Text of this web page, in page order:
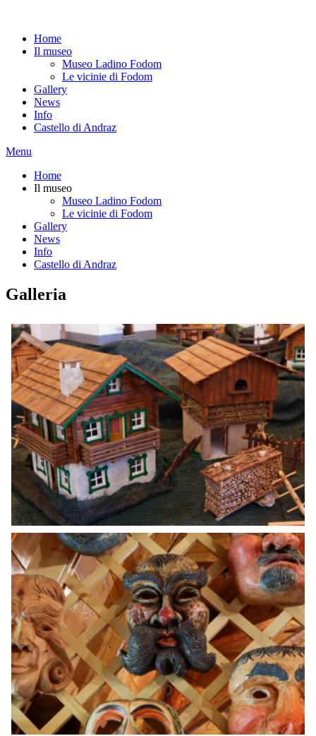
Home
Il museo
Museo Ladino Fodom
Le vicinie di Fodom
Gallery
News
Info
Castello di Andraz
Menu
Home
Il museo
Museo Ladino Fodom
Le vicinie di Fodom
Gallery
News
Info
Castello di Andraz
Galleria